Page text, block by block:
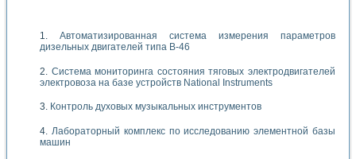
Автоматизированная система измерения параметров
дизельных двигателей типа В-46
Система мониторинга состояния тяговых электродвигателей
электровоза на базе устройств National Instruments
Контроль духовых музыкальных инструментов
Лабораторный комплекс по исследованию элементной базы
машин